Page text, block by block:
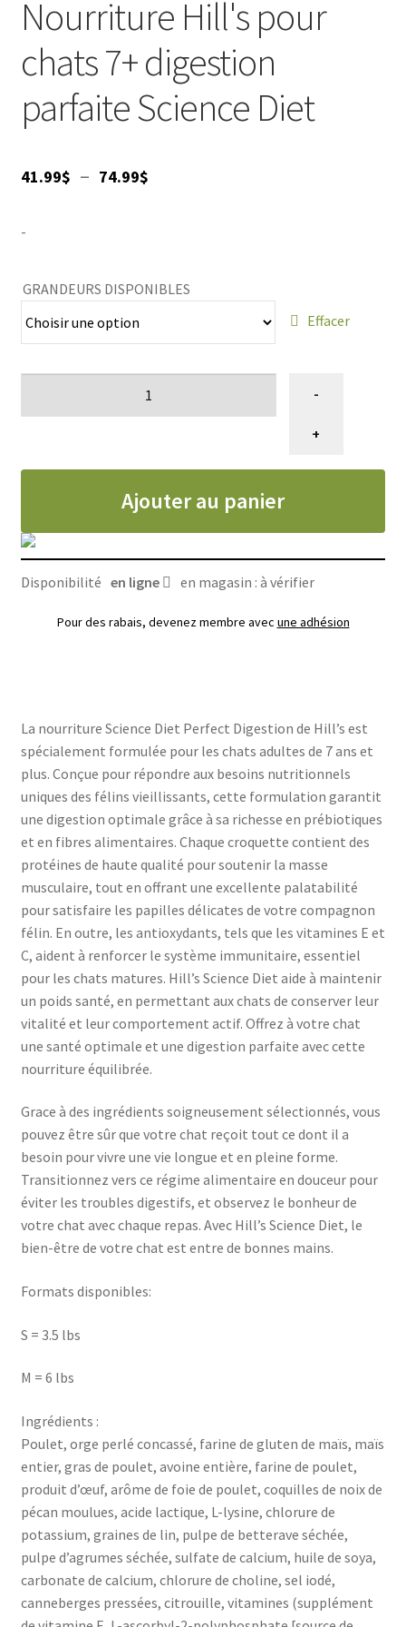
et vitalité.
Nourriture Hill's pour
chats 7+ digestion
parfaite Science Diet
41.99$ – 74.99$Plage
à
74.99$
-
GRANDEURS DISPONIBLES
Effacer
Nourriture
chats,
digestion,
adulte
Hill's
-
+
Ajouter au panier
Disponibilité en ligne en magasin : à vérifier
Pour des rabais, devenez membre avec une adhésion
La nourriture Science Diet Perfect Digestion de Hill’s est
spécialement formulée pour les chats adultes de 7 ans et
plus. Conçue pour répondre aux besoins nutritionnels
uniques des félins vieillissants, cette formulation garantit
une digestion optimale grâce à sa richesse en prébiotiques
et en fibres alimentaires. Chaque croquette contient des
protéines de haute qualité pour soutenir la masse
musculaire, tout en offrant une excellente palatabilité
pour satisfaire les papilles délicates de votre compagnon
félin. En outre, les antioxydants, tels que les vitamines E et
C, aident à renforcer le système immunitaire, essentiel
pour les chats matures. Hill’s Science Diet aide à maintenir
un poids santé, en permettant aux chats de conserver leur
vitalité et leur comportement actif. Offrez à votre chat
une santé optimale et une digestion parfaite avec cette
nourriture équilibrée.
Grace à des ingrédients soigneusement sélectionnés, vous
pouvez être sûr que votre chat reçoit tout ce dont il a
besoin pour vivre une vie longue et en pleine forme.
Transitionnez vers ce régime alimentaire en douceur pour
éviter les troubles digestifs, et observez le bonheur de
votre chat avec chaque repas. Avec Hill’s Science Diet, le
bien-être de votre chat est entre de bonnes mains.
Formats disponibles:
S = 3.5 lbs
M = 6 lbs
Ingrédients :
Poulet, orge perlé concassé, farine de gluten de maïs, maïs
entier, gras de poulet, avoine entière, farine de poulet,
produit d’œuf, arôme de foie de poulet, coquilles de noix de
pécan moulues, acide lactique, L-lysine, chlorure de
potassium, graines de lin, pulpe de betterave séchée,
pulpe d’agrumes séchée, sulfate de calcium, huile de soya,
carbonate de calcium, chlorure de choline, sel iodé,
canneberges pressées, citrouille, vitamines (supplément